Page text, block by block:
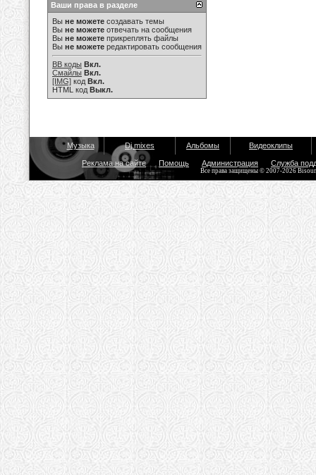
Ваши права в разделе
Вы не можете создавать темы
Вы не можете отвечать на сообщения
Вы не можете прикреплять файлы
Вы не можете редактировать сообщения
BB коды Вкл.
Смайлы Вкл.
[IMG] код Вкл.
HTML код Выкл.
Музыка Dj mixes Альбомы Видеоклипы
Реклама на сайте Помощь Администрация Служба
Все права защищены © 2007-2026